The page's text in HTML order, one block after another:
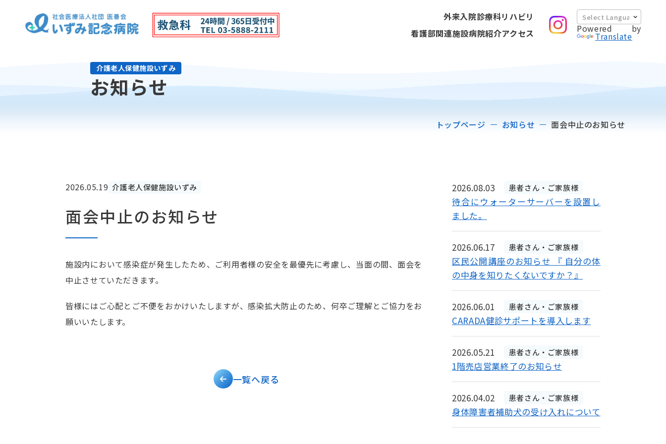
外来入院診療科リハビリ
看護部関連施設病院紹介アクセス Powered by
Translate
介護老人保健施設いずみ
お知らせ
トップページ お知らせ 面会中止のお知らせ
2026.05.19 介護老人保健施設いずみ
面会中止のお知らせ
施設内において感染症が発生したため、ご利用者様の安全を最優先に考慮し、当面の間、面会を
中止させていただきます。
皆様にはご心配とご不便をおかけいたしますが、感染拡大防止のため、何卒ご理解とご協力をお
願いいたします。
一覧へ戻る
2026.08.03 患者さん・ご家族様
待合にウォーターサーバーを設置し
ました。
2026.06.17 患者さん・ご家族様
区民公開講座のお知らせ 『 自分の体
の中身を知りたくないですか？』
2026.06.01 患者さん・ご家族様
CARADA健診サポートを導入します
2026.05.21 患者さん・ご家族様
1階売店営業終了のお知らせ
2026.04.02 患者さん・ご家族様
身体障害者補助犬の受け入れについて